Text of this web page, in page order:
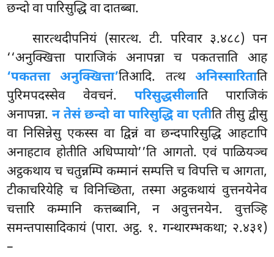
छन्दो वा पारिसुद्धि वा दातब्बा.
सारत्थदीपनियं (सारत्थ. टी. परिवार ३.४८८) पन
‘‘अनुक्खित्ता पाराजिकं अनापन्ना च पकतत्ताति आह
‘पकतत्ता अनुक्खित्ता’तिआदि. तत्थ अनिस्सारिताति
पुरिमपदस्सेव वेवचनं. परिसुद्धसीलाति पाराजिकं
अनापन्ना.न तेसं छन्दो वा पारिसुद्धि वा एतीति तीसु द्वीसु
वा निसिन्नेसु एकस्स वा द्विन्नं वा छन्दपारिसुद्धि आहटापि
अनाहटाव होतीति अधिप्पायो’’ति आगतो. एवं पाळियञ्च
अट्ठकथाय च चतुन्नम्पि कम्मानं सम्पत्ति च विपत्ति च आगता,
टीकाचरियेहि च विनिच्छिता, तस्माअट्ठकथायं वुत्तनयेनेव
चत्तारि कम्मानि कत्तब्बानि, न अवुत्तनयेन. वुत्तञ्हि
समन्तपासादिकायं (पारा. अट्ठ. १. गन्थारम्भकथा; २.४३१)
–